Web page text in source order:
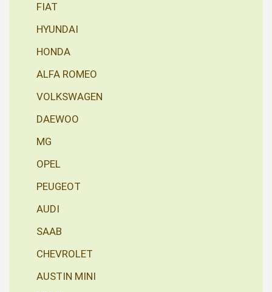
FIAT
HYUNDAI
HONDA
ALFA ROMEO
VOLKSWAGEN
DAEWOO
MG
OPEL
PEUGEOT
AUDI
SAAB
CHEVROLET
AUSTIN MINI